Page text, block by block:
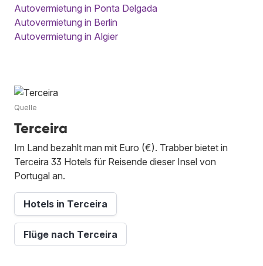
Autovermietung in Ponta Delgada
Autovermietung in Berlin
Autovermietung in Algier
Quelle
Terceira
Im Land bezahlt man mit Euro (€). Trabber bietet in
Terceira 33 Hotels für Reisende dieser Insel von
Portugal an.
Hotels in Terceira
Flüge nach Terceira